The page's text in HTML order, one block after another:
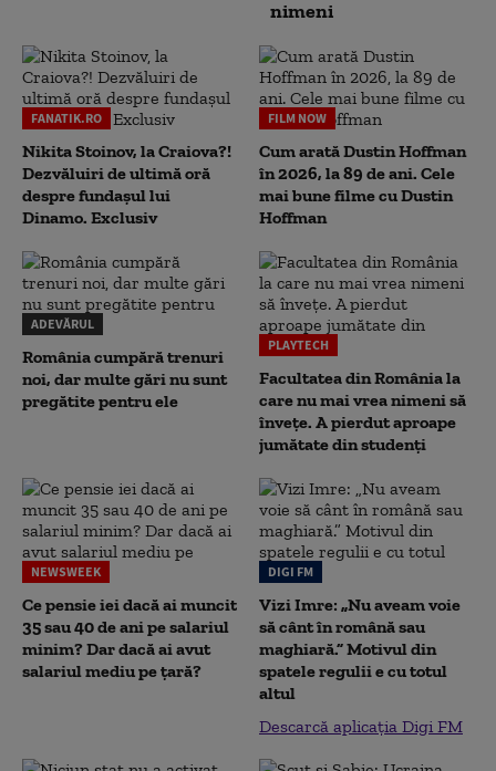
nimeni
FANATIK.RO
Nikita Stoinov, la Craiova?!
Dezvăluiri de ultimă oră
despre fundașul lui
Dinamo. Exclusiv
FILM NOW
Cum arată Dustin Hoffman
în 2026, la 89 de ani. Cele
mai bune filme cu Dustin
Hoffman
ADEVĂRUL
România cumpără trenuri
noi, dar multe gări nu sunt
pregătite pentru ele
PLAYTECH
Facultatea din România la
care nu mai vrea nimeni să
înveţe. A pierdut aproape
jumătate din studenţi
NEWSWEEK
Ce pensie iei dacă ai muncit
35 sau 40 de ani pe salariul
minim? Dar dacă ai avut
salariul mediu pe țară?
DIGI FM
Vizi Imre: „Nu aveam voie
să cânt în română sau
maghiară.” Motivul din
spatele regulii e cu totul
altul
Descarcă aplicația Digi FM